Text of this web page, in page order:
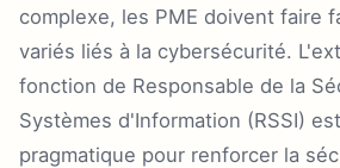
complexe, les PME doivent faire
variés liés à la cybersécurité.
fonction de Responsable de la
Systèmes d'Information (RSSI)
pragmatique pour renforcer la